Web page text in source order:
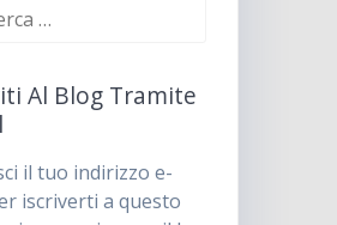
Al Blog Tramite
il tuo indirizzo e-
iscriverti a questo